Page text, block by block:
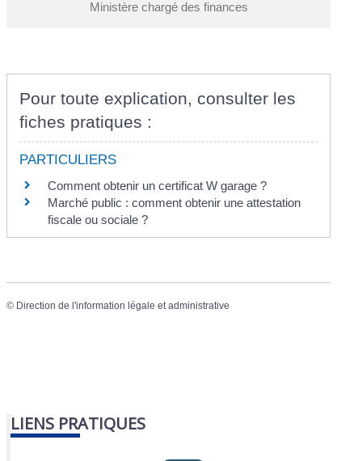
Ministère chargé des finances
Pour toute explication, consulter les
fiches pratiques :
PARTICULIERS
Comment obtenir un certificat W garage ?
Marché public : comment obtenir une attestation
fiscale ou sociale ?
© Direction de l'information légale et administrative
LIENS PRATIQUES